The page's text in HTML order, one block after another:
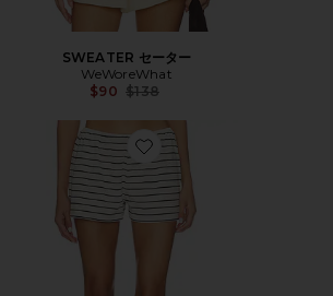
SWEATER セーター
WeWoreWhat
$90 Previous price:
$138
Favorite SHORT ショートパンツ